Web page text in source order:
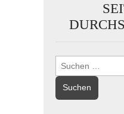
Suchen
nach: